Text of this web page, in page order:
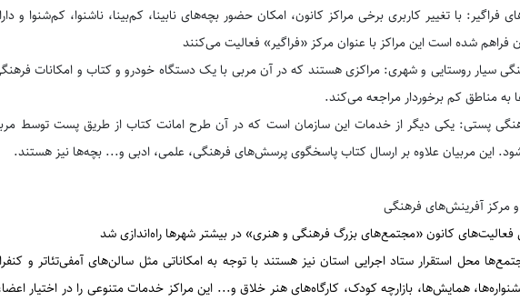
فراگیر: با تغییر کاربری برخی مراکز کانون، امکان حضور بچه‌های نابینا، کم‌بینا، ناشنوا، کم‌شنوا و
فراهم شده است این مراکز با عنوان مرکز «فراگیر» فعالیت می‌کنند
سیار روستایی و شهری: مراكزی هستند كه در آن مربی با يک دستگاه خودرو و كتاب و امكانات
به مناطق كم برخوردار مراجعه می‌كند.
پستی: یکی دیگر از خدمات این سازمان است که در آن طرح امانت کتاب از طریق پست توسط
این مربیان علاوه بر ارسال کتاب پاسخگوی پرسش‌های فرهنگی، علمی، ادبی و... بچه‌ها نیز هستند.
مرکز آفرینش‌های فرهنگی
کانون «مجتمع‌های بزرگ فرهنگی و هنری» در بیشتر شهرها راه‌اندازی شد
محل استقرار ستاد اجرایی استان نیز هستند با توجه به امکاناتی مثل سالن‌های آمفی‌تئاتر و
همایش‌ها، بازارچه کودک، کارگاه‌های هنر خلاق و... این مراکز خدمات متنوعی را در اختیار